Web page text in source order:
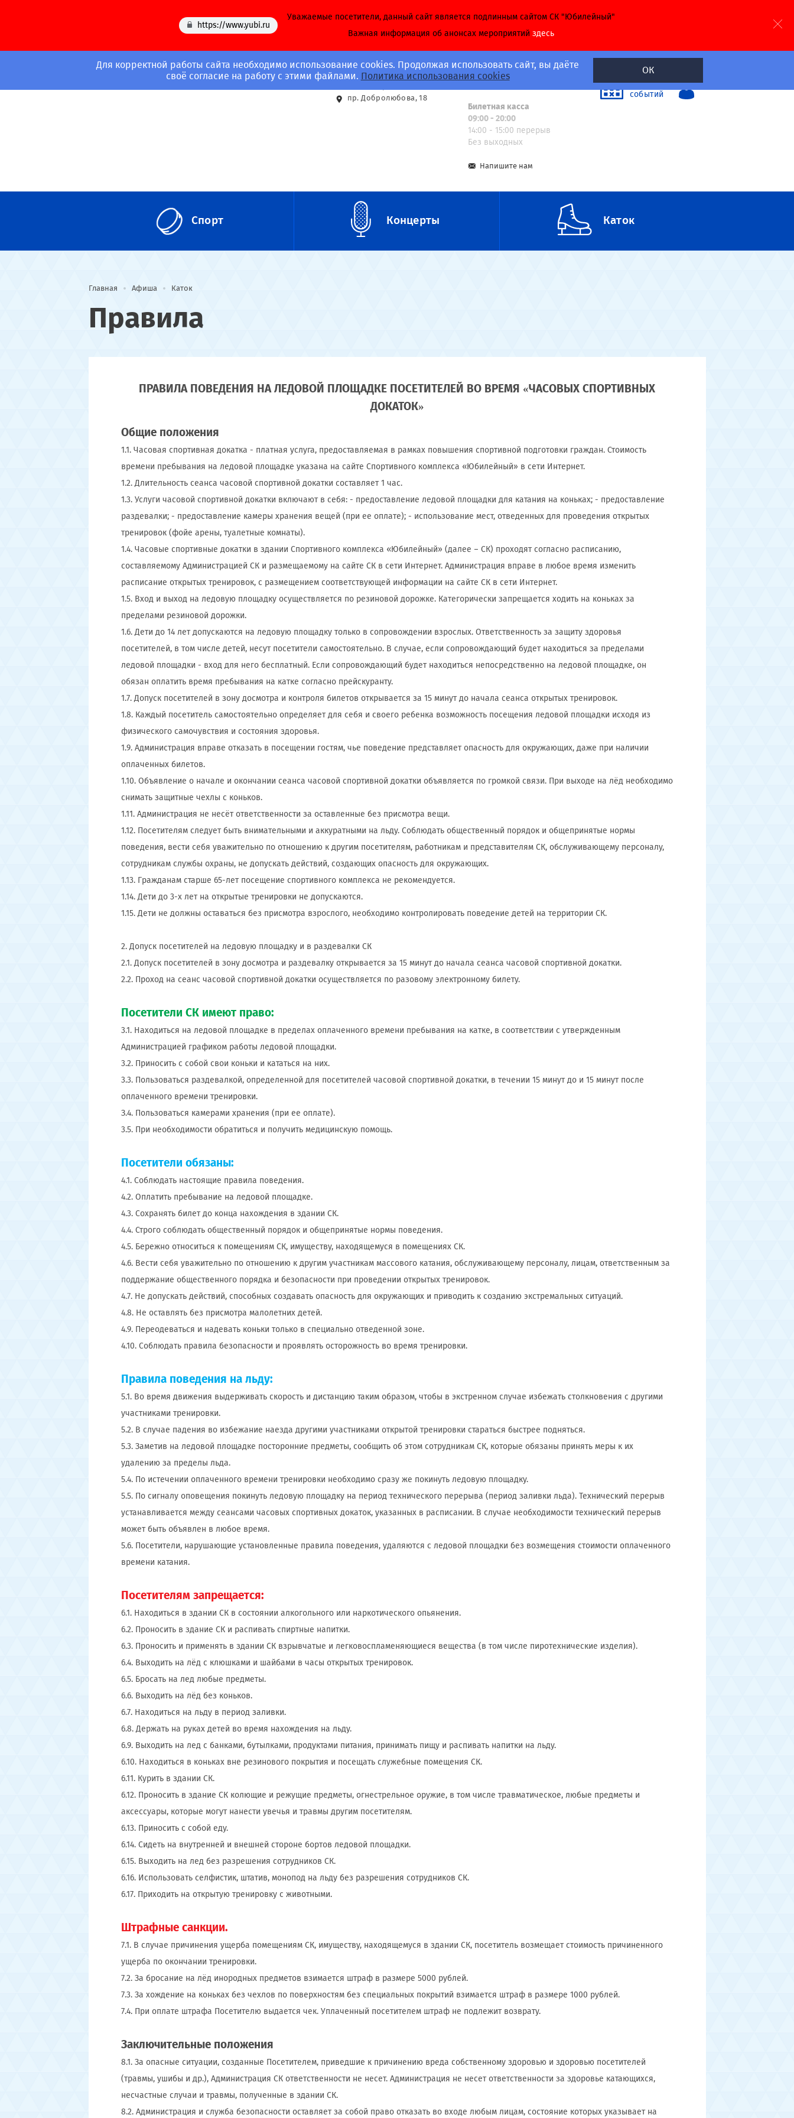
Для корректной работы сайта необходимо использование cookies. Продолжая использовать сайт, вы даёте
своё согласие на работу с этими файлами. Политика использования cookies
ОК
https://www.yubi.ru
Уважаемые посетители, данный сайт является подлинным сайтом СК "Юбилейный"
Важная информация об анонсах мероприятий здесь
Адрес
пр. Добролюбова, 18
Call-центр
8 (812) 703-40-40
Билетная касса
09:00 - 20:00
14:00 - 15:00 перерыв
Без выходных
Напишите нам
Календарь
событий
Спорт Концерты Каток
Главная Афиша Каток
Правила
ПРАВИЛА ПОВЕДЕНИЯ НА ЛЕДОВОЙ ПЛОЩАДКЕ ПОСЕТИТЕЛЕЙ ВО ВРЕМЯ «ЧАСОВЫХ СПОРТИВНЫХ
ДОКАТОК»
Общие положения
1.1. Часовая спортивная докатка - платная услуга, предоставляемая в рамках повышения спортивной подготовки граждан. Стоимость
времени пребывания на ледовой площадке указана на сайте Спортивного комплекса «Юбилейный» в сети Интернет.
1.2. Длительность сеанса часовой спортивной докатки составляет 1 час.
1.3. Услуги часовой спортивной докатки включают в себя: - предоставление ледовой площадки для катания на коньках; - предоставление
раздевалки; - предоставление камеры хранения вещей (при ее оплате); - использование мест, отведенных для проведения открытых
тренировок (фойе арены, туалетные комнаты).
1.4. Часовые спортивные докатки в здании Спортивного комплекса «Юбилейный» (далее – СК) проходят согласно расписанию,
составляемому Администрацией СК и размещаемому на сайте СК в сети Интернет. Администрация вправе в любое время изменить
расписание открытых тренировок, с размещением соответствующей информации на сайте СК в сети Интернет.
1.5. Вход и выход на ледовую площадку осуществляется по резиновой дорожке. Категорически запрещается ходить на коньках за
пределами резиновой дорожки.
1.6. Дети до 14 лет допускаются на ледовую площадку только в сопровождении взрослых. Ответственность за защиту здоровья
посетителей, в том числе детей, несут посетители самостоятельно. В случае, если сопровождающий будет находиться за пределами
ледовой площадки - вход для него бесплатный. Если сопровождающий будет находиться непосредственно на ледовой площадке, он
обязан оплатить время пребывания на катке согласно прейскуранту.
1.7. Допуск посетителей в зону досмотра и контроля билетов открывается за 15 минут до начала сеанса открытых тренировок.
1.8. Каждый посетитель самостоятельно определяет для себя и своего ребенка возможность посещения ледовой площадки исходя из
физического самочувствия и состояния здоровья.
1.9. Администрация вправе отказать в посещении гостям, чье поведение представляет опасность для окружающих, даже при наличии
оплаченных билетов.
1.10. Объявление о начале и окончании сеанса часовой спортивной докатки объявляется по громкой связи. При выходе на лёд необходимо
снимать защитные чехлы с коньков.
1.11. Администрация не несёт ответственности за оставленные без присмотра вещи.
1.12. Посетителям следует быть внимательными и аккуратными на льду. Соблюдать общественный порядок и общепринятые нормы
поведения, вести себя уважительно по отношению к другим посетителям, работникам и представителям СК, обслуживающему персоналу,
сотрудникам службы охраны, не допускать действий, создающих опасность для окружающих.
1.13. Гражданам старше 65-лет посещение спортивного комплекса не рекомендуется.
1.14. Дети до 3-х лет на открытые тренировки не допускаются.
1.15. Дети не должны оставаться без присмотра взрослого, необходимо контролировать поведение детей на территории СК.
2. Допуск посетителей на ледовую площадку и в раздевалки СК
2.1. Допуск посетителей в зону досмотра и раздевалку открывается за 15 минут до начала сеанса часовой спортивной докатки.
2.2. Проход на сеанс часовой спортивной докатки осуществляется по разовому электронному билету.
Посетители СК имеют право:
3.1. Находиться на ледовой площадке в пределах оплаченного времени пребывания на катке, в соответствии с утвержденным
Администрацией графиком работы ледовой площадки.
3.2. Приносить с собой свои коньки и кататься на них.
3.3. Пользоваться раздевалкой, определенной для посетителей часовой спортивной докатки, в течении 15 минут до и 15 минут после
оплаченного времени тренировки.
З.4. Пользоваться камерами хранения (при ее оплате).
3.5. При необходимости обратиться и получить медицинскую помощь.
Посетители обязаны:
4.1. Соблюдать настоящие правила поведения.
4.2. Оплатить пребывание на ледовой площадке.
4.3. Сохранять билет до конца нахождения в здании СК.
4.4. Строго соблюдать общественный порядок и общепринятые нормы поведения.
4.5. Бережно относиться к помещениям СК, имуществу, находящемуся в помещениях СК.
4.6. Вести себя уважительно по отношению к другим участникам массового катания, обслуживающему персоналу, лицам, ответственным за
поддержание общественного порядка и безопасности при проведении открытых тренировок.
4.7. Не допускать действий, способных создавать опасность для окружающих и приводить к созданию экстремальных ситуаций.
4.8. Не оставлять без присмотра малолетних детей.
4.9. Переодеваться и надевать коньки только в специально отведенной зоне.
4.10. Соблюдать правила безопасности и проявлять осторожность во время тренировки.
Правила поведения на льду:
5.1. Во время движения выдерживать скорость и дистанцию таким образом, чтобы в экстренном случае избежать столкновения с другими
участниками тренировки.
5.2. В случае падения во избежание наезда другими участниками открытой тренировки стараться быстрее подняться.
5.3. Заметив на ледовой площадке посторонние предметы, сообщить об этом сотрудникам СК, которые обязаны принять меры к их
удалению за пределы льда.
5.4. По истечении оплаченного времени тренировки необходимо сразу же покинуть ледовую площадку.
5.5. По сигналу оповещения покинуть ледовую площадку на период технического перерыва (период заливки льда). Технический перерыв
устанавливается между сеансами часовых спортивных докаток, указанных в расписании. В случае необходимости технический перерыв
может быть объявлен в любое время.
5.6. Посетители, нарушающие установленные правила поведения, удаляются с ледовой площадки без возмещения стоимости оплаченного
времени катания.
Посетителям запрещается:
6.1. Находиться в здании СК в состоянии алкогольного или наркотического опьянения.
6.2. Проносить в здание СК и распивать спиртные напитки.
6.3. Проносить и применять в здании СК взрывчатые и легковоспламеняющиеся вещества (в том числе пиротехнические изделия).
6.4. Выходить на лёд с клюшками и шайбами в часы открытых тренировок.
6.5. Бросать на лед любые предметы.
6.6. Выходить на лёд без коньков.
6.7. Находиться на льду в период заливки.
6.8. Держать на руках детей во время нахождения на льду.
6.9. Выходить на лед с банками, бутылками, продуктами питания, принимать пищу и распивать напитки на льду.
6.10. Находиться в коньках вне резинового покрытия и посещать служебные помещения СК.
6.11. Курить в здании СК.
6.12. Проносить в здание СК колющие и режущие предметы, огнестрельное оружие, в том числе травматическое, любые предметы и
аксессуары, которые могут нанести увечья и травмы другим посетителям.
6.13. Приносить с собой еду.
6.14. Сидеть на внутренней и внешней стороне бортов ледовой площадки.
6.15. Выходить на лед без разрешения сотрудников СК.
6.16. Использовать селфистик, штатив, монопод на льду без разрешения сотрудников СК.
6.17. Приходить на открытую тренировку с животными.
Штрафные санкции.
7.1. В случае причинения ущерба помещениям СК, имуществу, находящемуся в здании СК, посетитель возмещает стоимость причиненного
ущерба по окончании тренировки.
7.2. За бросание на лёд инородных предметов взимается штраф в размере 5000 рублей.
7.3. За хождение на коньках без чехлов по поверхностям без специальных покрытий взимается штраф в размере 1000 рублей.
7.4. При оплате штрафа Посетителю выдается чек. Уплаченный посетителем штраф не подлежит возврату.
Заключительные положения
8.1. За опасные ситуации, созданные Посетителем, приведшие к причинению вреда собственному здоровью и здоровью посетителей
(травмы, ушибы и др.), Администрация СК ответственности не несет. Администрация не несет ответственности за здоровье катающихся,
несчастные случаи и травмы, полученные в здании СК.
8.2. Администрация и служба безопасности оставляет за собой право отказать во входе любым лицам, состояние которых указывает на